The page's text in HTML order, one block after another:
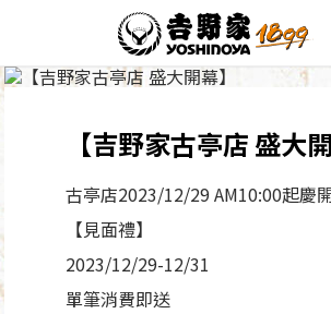
【吉野家古亭店 盛大開
古亭店2023/12/29 AM10:00起慶
【見面禮】
2023/12/29-12/31
單筆消費即送